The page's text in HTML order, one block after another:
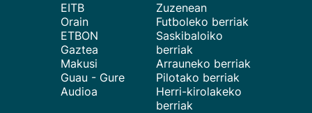
EITB
Orain
ETBON
Gaztea
Makusi
Guau - Gure
Audioa
Zuzenean
Futboleko berriak
Saskibaloiko
berriak
Arrauneko berriak
Pilotako berriak
Herri-kirolakeko
berriak